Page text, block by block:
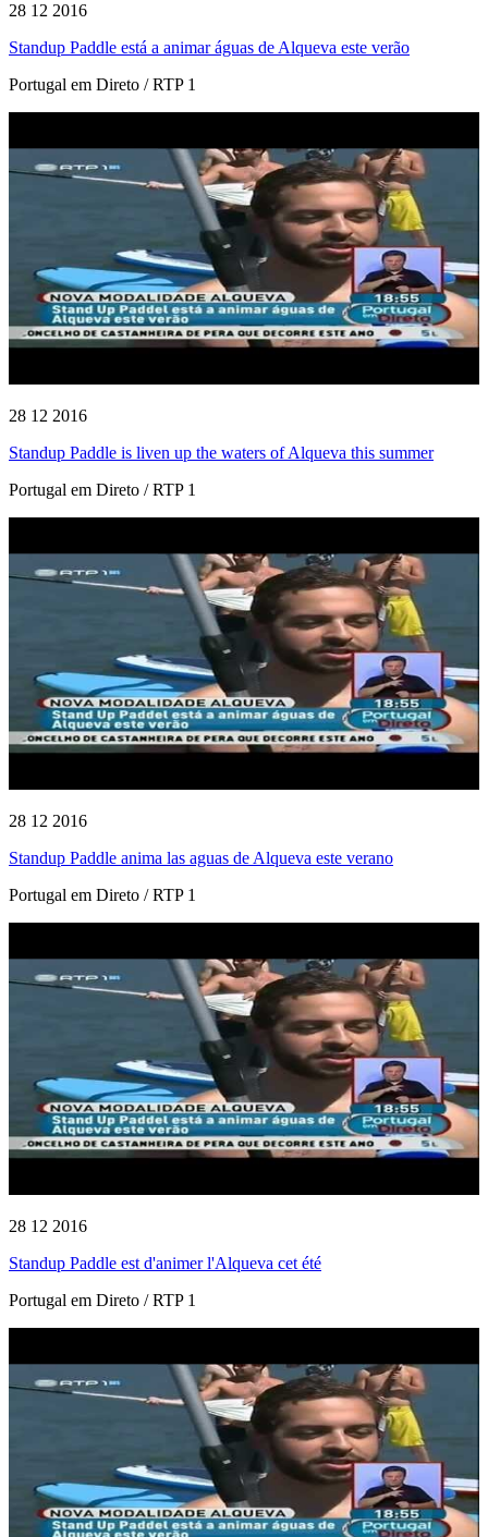
28 12 2016
Standup Paddle está a animar águas de Alqueva este verão
Portugal em Direto / RTP 1
28 12 2016
Standup Paddle is liven up the waters of Alqueva this summer
Portugal em Direto / RTP 1
28 12 2016
Standup Paddle anima las aguas de Alqueva este verano
Portugal em Direto / RTP 1
28 12 2016
Standup Paddle est d'animer l'Alqueva cet été
Portugal em Direto / RTP 1